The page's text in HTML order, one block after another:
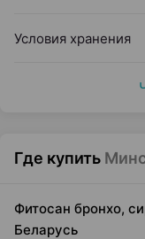
Условия хранения
Где купить
Фитосан бронхо,
Беларусь